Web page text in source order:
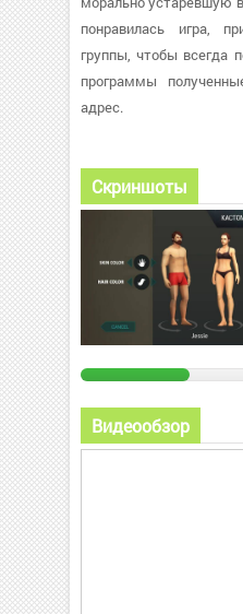
понравилась игра,
группы, чтобы всегда
программы
адрес.
Скриншоты
Видеообзор